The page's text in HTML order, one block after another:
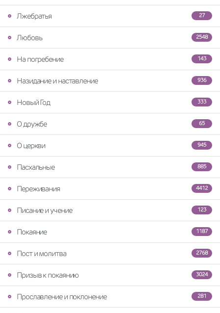
27
Лжебратья
2548
Любовь
143
На погребение
936
Назидание и наставление
333
Новый Год
65
О дружбе
945
О церкви
885
Пасхальные
4412
Переживания
123
Писание и учение
1187
Покаяние
2768
Пост и молитва
3024
Призыв к покаянию
281
Прославление и поклонение